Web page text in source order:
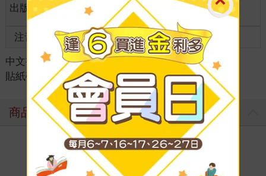
出版地 台灣
齡
全齡適讀
注音 級別
中文書 ＞ 童書/青少年 ＞ 遊戲書/練習本 ＞
貼紙磁鐵書
商品評價
寫評價